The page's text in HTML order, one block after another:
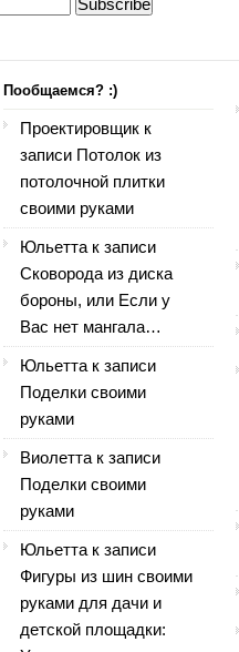
Пообщаемся? :)
Проектировщик к
записи Потолок из
потолочной плитки
своими руками
Юльетта к записи
Сковорода из диска
бороны, или Если у
Вас нет мангала…
Юльетта к записи
Поделки своими
руками
Виолетта к записи
Поделки своими
руками
Юльетта к записи
Фигуры из шин своими
руками для дачи и
детской площадки: